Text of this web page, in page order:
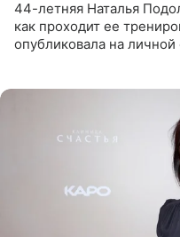
44-летняя Наталья
как проходит ее
опубликовала на